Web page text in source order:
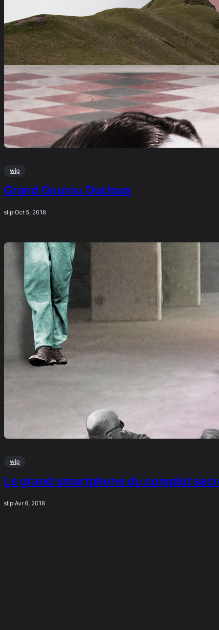
wip
Grand Gourou Ducloux
slip·Oct 5, 2018
wip
Le grand smartphone du complot
slip·Avr 6, 2018